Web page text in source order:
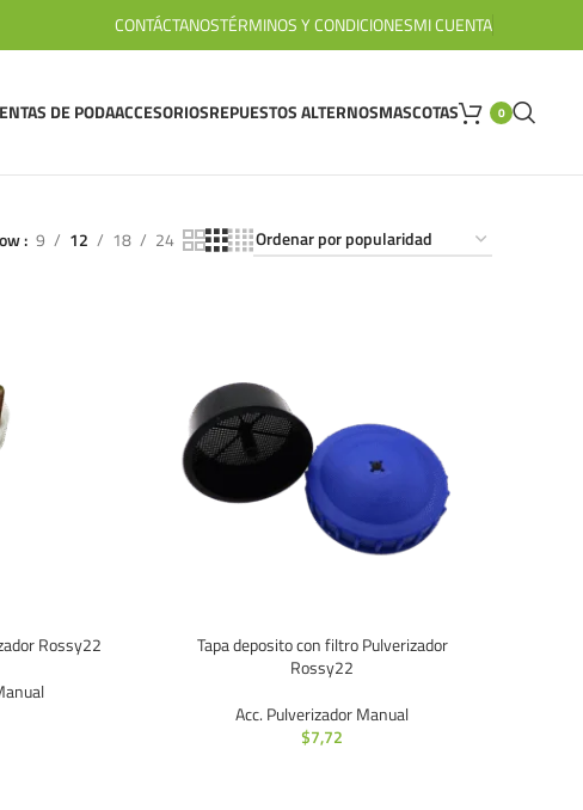
CONTÁCTANOSTÉRMINOS Y CONDICIONESMI CUENTA
DE PODAACCESORIOSREPUESTOS ALTERNOSMASCOTAS 0
9 12 18 24
Rossy22
Tapa deposito con filtro Pulverizador
Rossy22
Acc. Pulverizador Manual
$7,72